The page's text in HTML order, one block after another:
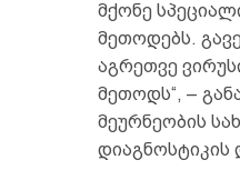
მქონე
მეთოდებს.
აგრეთვე
მეთოდს“, –
მეურნეობის
დიაგნოსტიკის